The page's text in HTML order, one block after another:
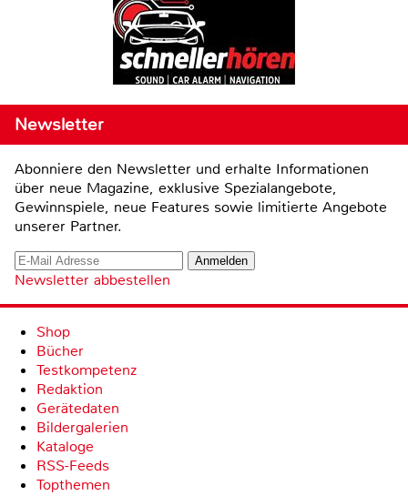
Newsletter
Abonniere den Newsletter und erhalte Informationen
über neue Magazine, exklusive Spezialangebote,
Gewinnspiele, neue Features sowie limitierte Angebote
unserer Partner.
Newsletter abbestellen
Shop
Bücher
Testkompetenz
Redaktion
Gerätedaten
Bildergalerien
Kataloge
RSS-Feeds
Topthemen